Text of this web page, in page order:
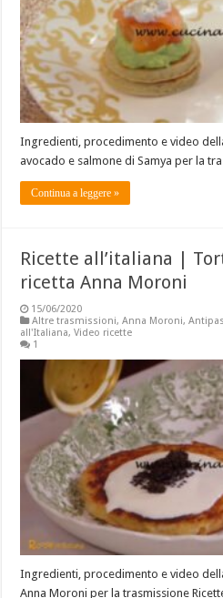
Ingredienti, procedimento e video
avocado e salmone di Samya per la
Continua a leggere »
Ricette all’italiana |
ricetta Anna Moroni
15/06/2020
Altre trasmissioni,Anna Moroni,
all'Italiana,Video ricette
1
Ingredienti, procedimento e video
Anna Moroni per la trasmissione